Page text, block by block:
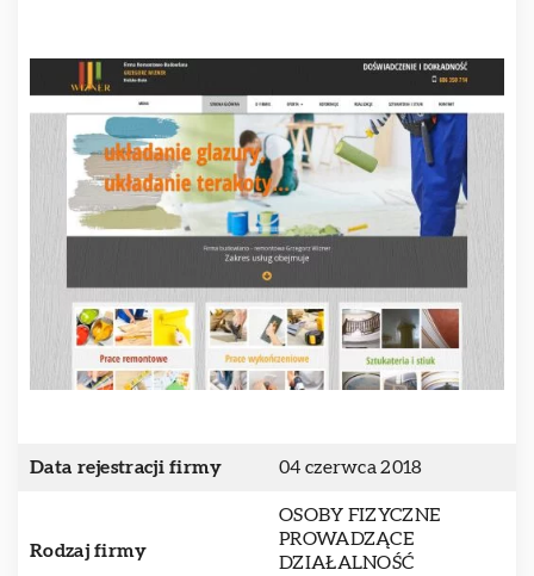
Data rejestracji firmy 04 czerwca 2018
Rodzaj firmy
OSOBY FIZYCZNE
PROWADZĄCE
DZIAŁALNOŚĆ